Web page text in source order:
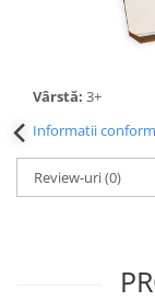
Vârstă: 3+
Informatii
Review-uri(0)